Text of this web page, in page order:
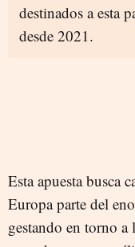
destinados a esta
desde 2021.
Esta apuesta busca
Europa parte del
gestando en torno